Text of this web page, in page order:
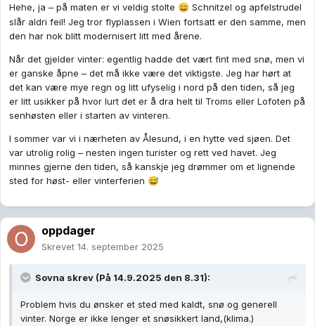
Da spiste jeg snitzel og eplestrudel. Dere har veldig god mat.
Hehe, ja – på maten er vi veldig stolte 😄 Schnitzel og apfelstrudel
slår aldri feil! Jeg tror flyplassen i Wien fortsatt er den samme, men
den har nok blitt modernisert litt med årene.
Når det gjelder vinter: egentlig hadde det vært fint med snø, men vi
er ganske åpne – det må ikke være det viktigste. Jeg har hørt at
det kan være mye regn og litt ufyselig i nord på den tiden, så jeg
er litt usikker på hvor lurt det er å dra helt til Troms eller Lofoten på
senhøsten eller i starten av vinteren.
I sommer var vi i nærheten av Ålesund, i en hytte ved sjøen. Det
var utrolig rolig – nesten ingen turister og rett ved havet. Jeg
minnes gjerne den tiden, så kanskje jeg drømmer om et lignende
sted for høst- eller vinterferien 😅
oppdager
Skrevet 14. september 2025
Sovna skrev (På 14.9.2025 den 8.31):
Problem hvis du ønsker et sted med kaldt, snø og generell
vinter. Norge er ikke lenger et snøsikkert land,(klima.)